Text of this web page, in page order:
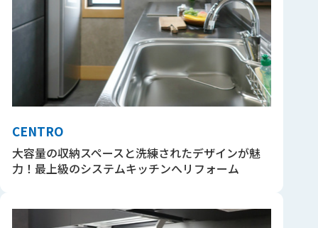
CENTRO
大容量の収納スペースと洗練されたデザインが魅
力！最上級のシステムキッチンへリフォーム